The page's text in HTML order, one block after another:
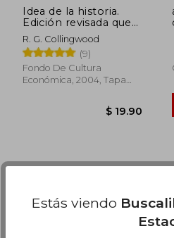
45%
dcto.
Idea de la historia.
Edición revisada que
incluye las
conferencias de 1926-
1928
R. G. Collingwood
(9)
Fondo De Cultura
Económica, 2004, Tapa
Estás viendo